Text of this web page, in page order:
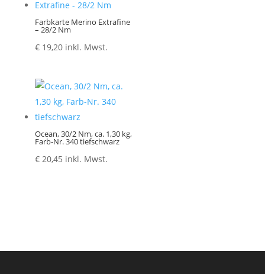
Farbkarte Merino Extrafine
– 28/2 Nm
€19,20 inkl. Mwst.
Ocean, 30/2 Nm, ca. 1,30 kg,
Farb-Nr. 340 tiefschwarz
€20,45 inkl. Mwst.